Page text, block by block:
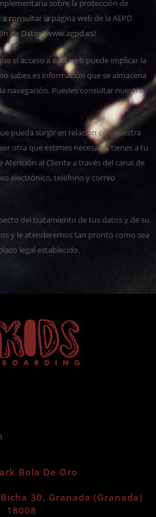
sobre la protección de
consultar la página web de la AEPD
de Datos) www.agpd.es/
el acceso a esta web puede implicar la
sabes es información que se almacena
navegación. Puedes consultar nuestra
pueda surgir en relación con nuestra
otra que estimes necesaria, tienes a tu
Atención al Cliente a través del canal de
electrónico, teléfono y correo
del tratamiento de tus datos y de su
y le atenderemos tan pronto como sea
legal establecido.
Bola De Oro
30, Granada (Granada)
18008